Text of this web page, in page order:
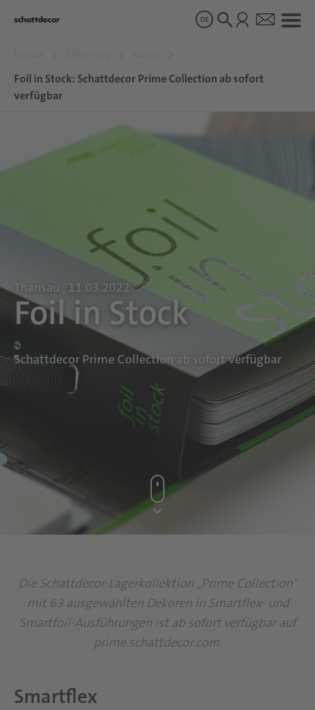
Dekore
Über uns
DE
Foil in Stock: Schattdecor Prime Collection ab sofort
verfügbar
Thansau , 11.03.2022
Foil in Stock
Schattdecor Prime Collection ab sofort verfügbar
Die Schattdecor-Lagerkollektion „Prime Collection“
mit 63 ausgewählten Dekoren in Smartflex- und
Smartfoil-Ausführungen ist ab sofort verfügbar auf
prime.schattdecor.com.
Smartflex